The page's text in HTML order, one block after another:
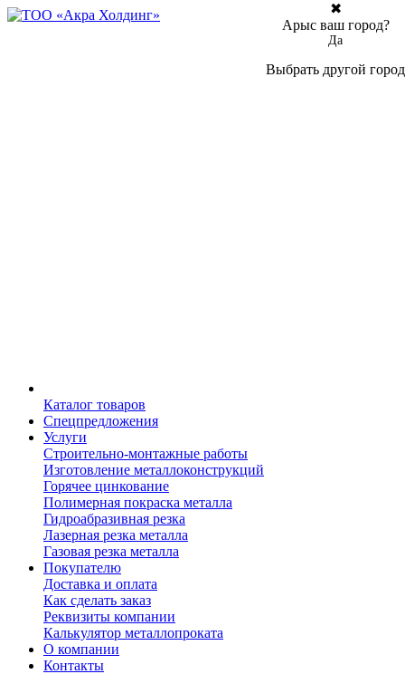
Каталог товаров
Спецпредложения
Услуги
Строительно-монтажные работы
Изготовление металлоконструкций
Горячее цинкование
Полимерная покраска металла
Гидроабразивная резка
Лазерная резка металла
Газовая резка металла
Покупателю
Доставка и оплата
Как сделать заказ
Реквизиты компании
Калькулятор металлопроката
О компании
Контакты
✖
Арыс ваш город?
Да
Выбрать другой город